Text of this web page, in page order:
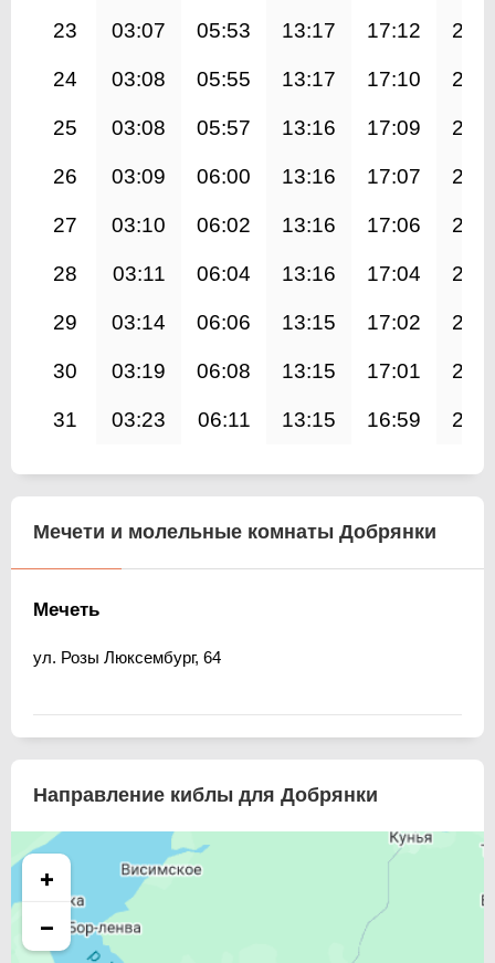
23 03:07 05:53 13:17 17:12
24 03:08 05:55 13:17 17:10
25 03:08 05:57 13:16 17:09
26 03:09 06:00 13:16 17:07
27 03:10 06:02 13:16 17:06
28 03:11 06:04 13:16 17:04
29 03:14 06:06 13:15 17:02
30 03:19 06:08 13:15 17:01
31 03:23 06:11 13:15 16:59
Мечети и молельные комнаты Добрянки
Мечеть
ул. Розы Люксембург, 64
Направление киблы для Добрянки
+
−